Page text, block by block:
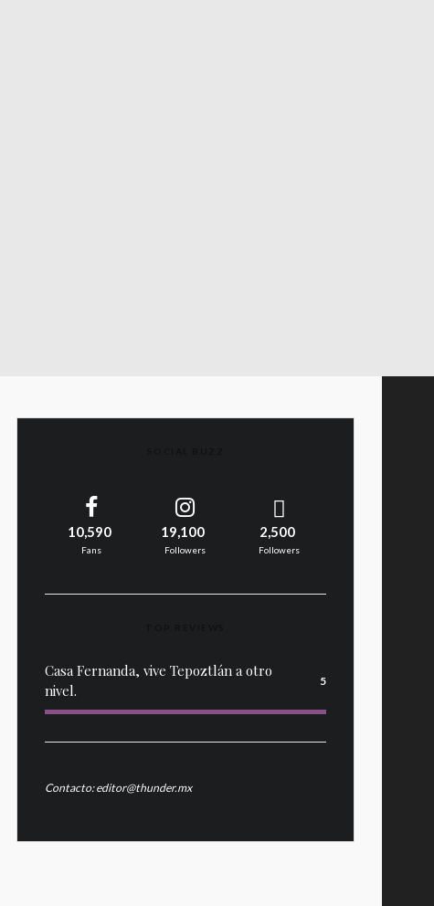
10,590
Fans
19,100
Followers
2,500
Followers
Casa Fernanda, vive Tepoztlán a otro
nivel.
5
Contacto: editor@thunder.mx